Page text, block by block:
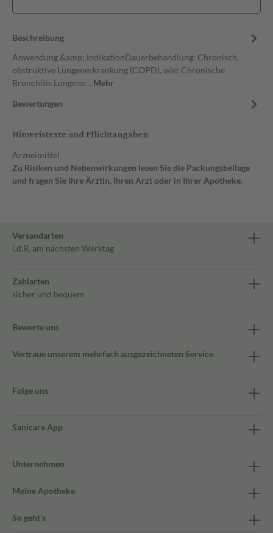
Beschreibung
Anwendung &amp; IndikationDauerbehandlung: Chronisch
obstruktive Lungenerkrankung (COPD), wie: Chronische
Bronchitis Lungene… Mehr
Bewertungen
Hinweistexte und Pflichtangaben
Arzneimittel
Zu Risiken und Nebenwirkungen lesen Sie die Packungsbeilage
und fragen Sie Ihre Ärztin, Ihren Arzt oder in Ihrer Apotheke.
Versandarten
i.d.R. am nächsten Werktag
Zahlarten
sicher und bequem
Bewerte uns
Vertraue unserem mehrfach ausgezeichneten Service
Folge uns
Sanicare App
Unternehmen
Meine Apotheke
So geht's